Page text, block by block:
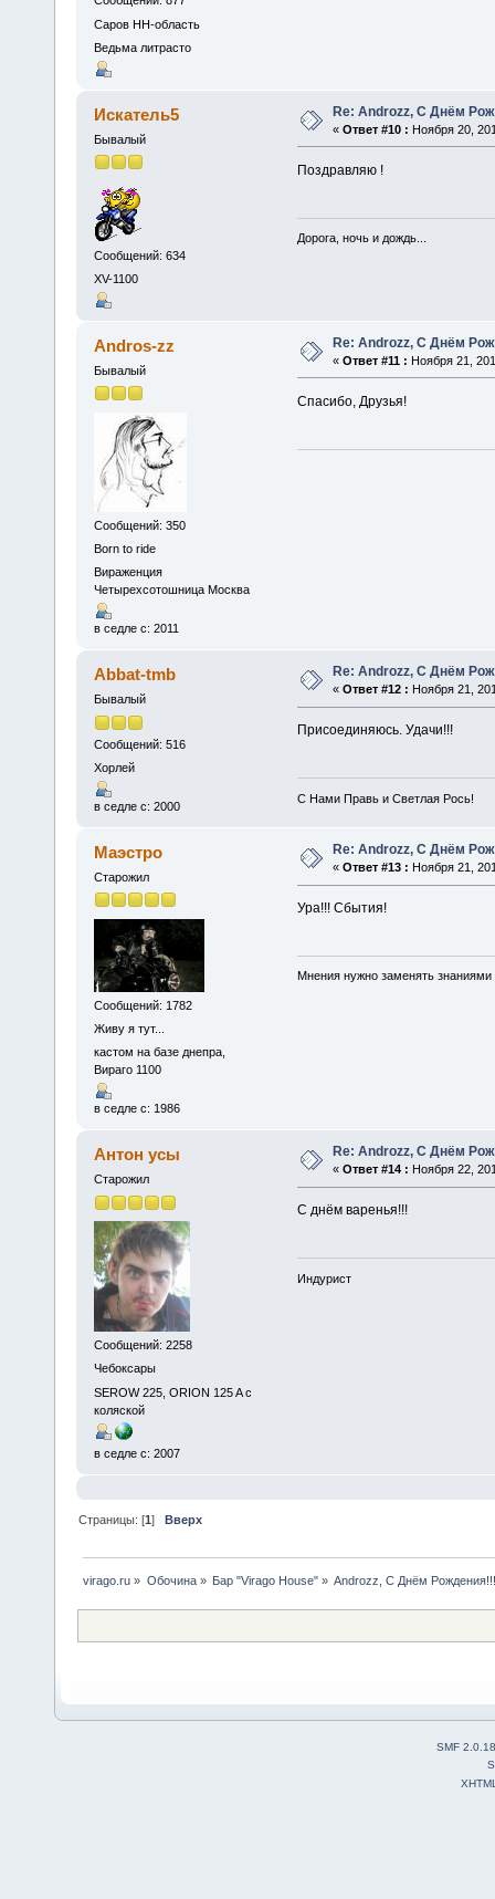
Саров НН-область
Ведьма литрасто
Искатель5
Бывалый
Сообщений: 634
XV-1100
Re: Androzz, С Днём
« Ответ #10 : Ноября 20,
Поздравляю !
Дорога, ночь и дождь...
Andros-zz
Бывалый
Сообщений: 350
Born to ride
Вираженция
Четырехсотошница Москва
в седле с: 2011
Re: Androzz, С Днём
« Ответ #11 : Ноября 21,
Спасибо, Друзья!
Abbat-tmb
Бывалый
Сообщений: 516
Хорлей
в седле с: 2000
Re: Androzz, С Днём
« Ответ #12 : Ноября 21,
Присоединяюсь. Удачи!!!
С Нами Правь и Светлая Рось!
Маэстро
Старожил
Сообщений: 1782
Живу я тут...
кастом на базе днепра,
Вираго 1100
в седле с: 1986
Re: Androzz, С Днём
« Ответ #13 : Ноября 21,
Ура!!! Сбытия!
Мнения нужно заменять знаниями
Антон усы
Старожил
Сообщений: 2258
Чебоксары
SEROW 225, ORION 125 A с
коляской
в седле с: 2007
Re: Androzz, С Днём
« Ответ #14 : Ноября 22,
С днём варенья!!!
Индурист
Страницы: [1]Вверх
virago.ru » Обочина» Бар "Virago House"» Androzz, С Днём
SMF 2.0.18